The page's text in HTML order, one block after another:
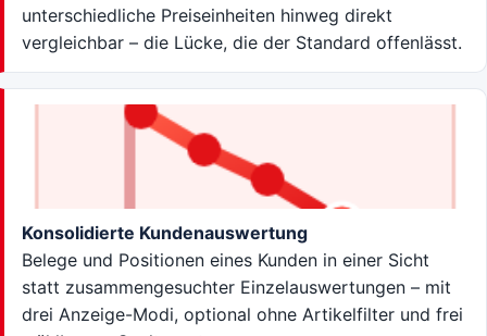
unterschiedliche Preiseinheiten hinweg direkt
vergleichbar – die Lücke, die der Standard offenlässt.
Konsolidierte Kundenauswertung
Belege und Positionen eines Kunden in einer Sicht
statt zusammengesuchter Einzelauswertungen – mit
drei Anzeige-Modi, optional ohne Artikelfilter und frei